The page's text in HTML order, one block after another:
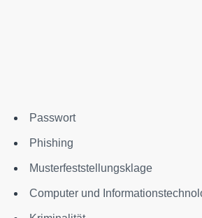
Passwort
Phishing
Musterfeststellungsklage
Computer und